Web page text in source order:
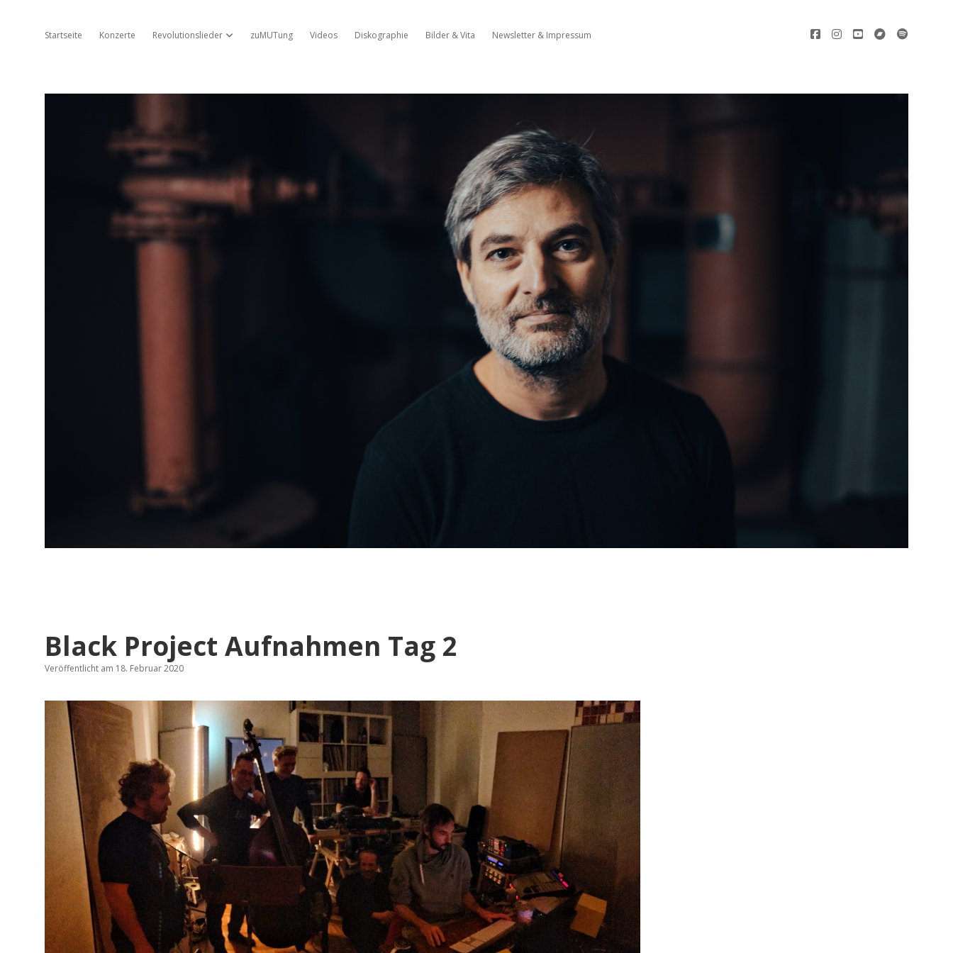
Startseite Konzerte Revolutionslieder Dropdown-Menü öffnen
zuMUTung Videos Diskographie Bilder & Vita Newsletter & Impressum facebookinstagram
youtubebandcamp
Ambros
Black Project Aufnahmen Tag 2
Veröffentlicht am 18. Februar 2020